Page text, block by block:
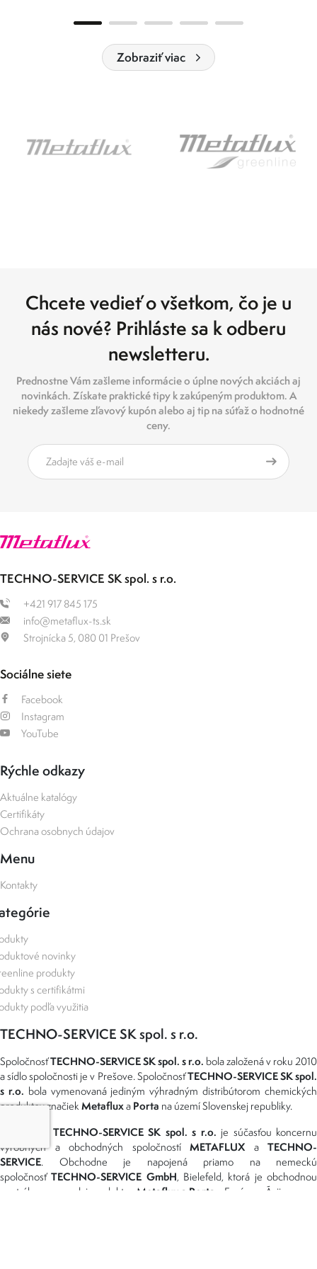
Zobraziť viac
Chcete vedieť o všetkom, čo je u
nás nové? Prihláste sa k odberu
newsletteru.
Prednostne Vám zašleme informácie o úplne nových akciách aj
novinkách. Získate praktické tipy k zakúpeným produktom. A
niekedy zašleme zľavový kupón alebo aj tip na súťaž o hodnotné
ceny.
TECHNO-SERVICE SK spol. s r.o.
+421 917 845 175
info@metaflux-ts.sk
Strojnícka 5, 080 01 Prešov
Sociálne siete
Facebook
Instagram
YouTube
Rýchle odkazy
Aktuálne katalógy
Certifikáty
Ochrana osobnych údajov
Menu
Kontakty
novinky
produkty
s certifikátmi
podľa využitia
TECHNO-SERVICE SK spol. s r.o.
SpoločnosťTECHNO-SERVICE SK spol. s r.o. bola založená v roku 2010
a sídlo spoločnosti je v Prešove. SpoločnosťTECHNO-SERVICE SK spol.
s r.o. bola vymenovaná jediným výhradným distribútorom chemických
produktov značiekMetafluxa Porta na území Slovenskej republiky.
TECHNO-SERVICE SK spol. s r.o. je súčasťou koncernu
výrobných a obchodných spoločností METAFLUXa TECHNO-
SERVICE. Obchodne je napojená priamo na nemeckú
spoločnosťTECHNO-SERVICE GmbH, Bielefeld, ktorá je obchodnou
centrálou pre predaj produktov Metaflux a Porta v Európe a Ázii.